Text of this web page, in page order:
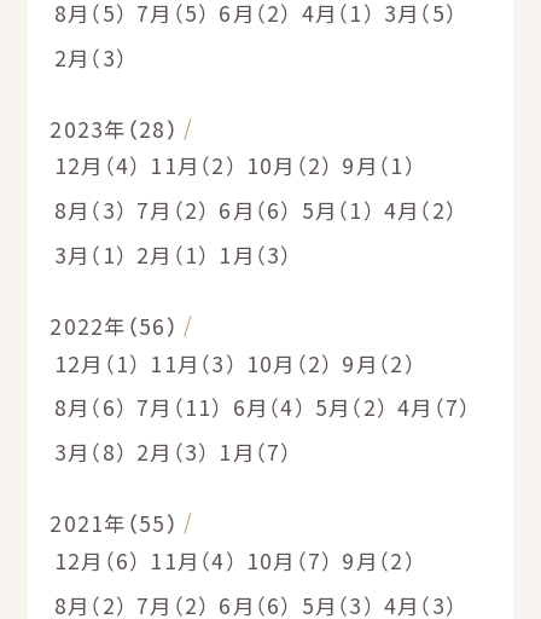
8月（5） 7月（5） 6月（2） 4月（1） 3月（5）
2月（3）
2023年（28）
12月（4） 11月（2） 10月（2） 9月（1）
8月（3） 7月（2） 6月（6） 5月（1） 4月（2）
3月（1） 2月（1） 1月（3）
2022年（56）
12月（1） 11月（3） 10月（2） 9月（2）
8月（6） 7月（11） 6月（4） 5月（2） 4月（7）
3月（8） 2月（3） 1月（7）
2021年（55）
12月（6） 11月（4） 10月（7） 9月（2）
8月（2） 7月（2） 6月（6） 5月（3） 4月（3）